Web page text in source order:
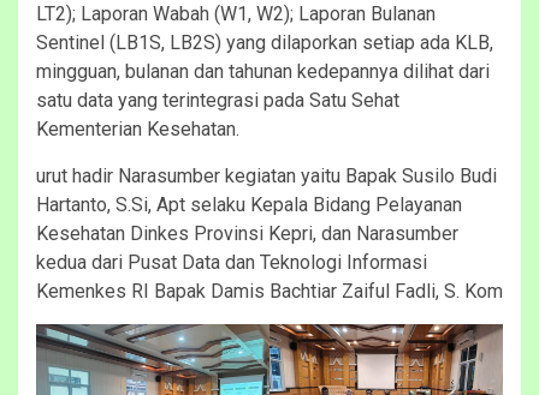
LT2); Laporan Wabah (W1, W2); Laporan Bulanan
Sentinel (LB1S, LB2S) yang dilaporkan setiap ada KLB,
mingguan, bulanan dan tahunan kedepannya dilihat dari
satu data yang terintegrasi pada Satu Sehat
Kementerian Kesehatan.
urut hadir Narasumber kegiatan yaitu Bapak Susilo Budi
Hartanto, S.Si, Apt selaku Kepala Bidang Pelayanan
Kesehatan Dinkes Provinsi Kepri, dan Narasumber
kedua dari Pusat Data dan Teknologi Informasi
Kemenkes RI Bapak Damis Bachtiar Zaiful Fadli, S. Kom